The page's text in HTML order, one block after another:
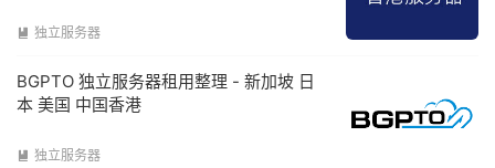
 独立服务器
BGPTO 独立服务器租用整理 - 新加坡 日
本 美国 中国香港
 独立服务器